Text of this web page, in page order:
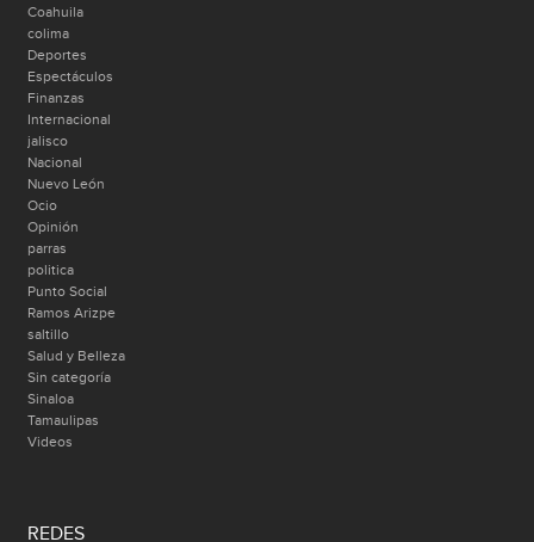
Coahuila
colima
Deportes
Espectáculos
Finanzas
Internacional
jalisco
Nacional
Nuevo León
Ocio
Opinión
parras
politica
Punto Social
Ramos Arizpe
saltillo
Salud y Belleza
Sin categoría
Sinaloa
Tamaulipas
Videos
REDES